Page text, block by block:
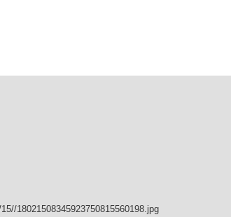
18021508345923750815560198.jpg